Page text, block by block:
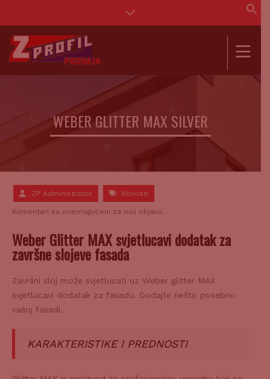
WEBER GLITTER MAX SILVER
ZP Administrator Novosti
Komentari su onemogućeni za ovu objavu.
Weber Glitter MAX svjetlucavi dodatak za
završne slojeve fasada
Završni sloj može svjetlucati uz Weber glitter MAX
svjetlucavi dodatak za fasadu. Dodajte nešto posebno
vašoj fasadi.
KARAKTERISTIKE I PREDNOSTI